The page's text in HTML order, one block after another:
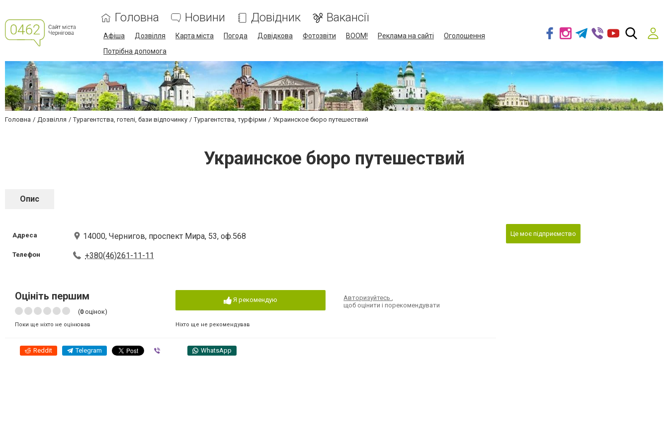
Головна Новини Довідник Вакансії
Афіша Дозвілля Карта міста Погода Довідкова Фотозвіти BOOM! Реклама на сайті
Оголошення
Потрібна допомога
Головна Дозвілля Турагентства, готелі, бази відпочинку Турагентства, турфірми Украинское бюро путешествий
Украинское бюро путешествий
Опис
Адреса 14000, Чернигов, проспект Мира, 53, оф.568
Телефон +380(46)261-11-11
Оцініть першим
(0 оцінок)
Поки ще ніхто не оцінював
Я рекомендую
Ніхто ще не рекомендував
Авторизуйтесь,
щоб оцінити і порекомендувати
Reddit Telegram WhatsApp
Це моє підприємство